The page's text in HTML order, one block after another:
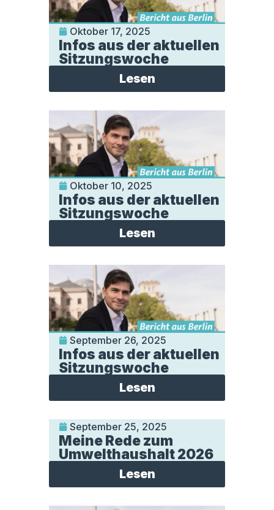
Oktober 17, 2025
Infos aus der aktuellen
Sitzungswoche
Lesen
Oktober 10, 2025
Infos aus der aktuellen
Sitzungswoche
Lesen
September 26, 2025
Infos aus der aktuellen
Sitzungswoche
Lesen
September 25, 2025
Meine Rede zum
Umwelthaushalt 2026
Lesen